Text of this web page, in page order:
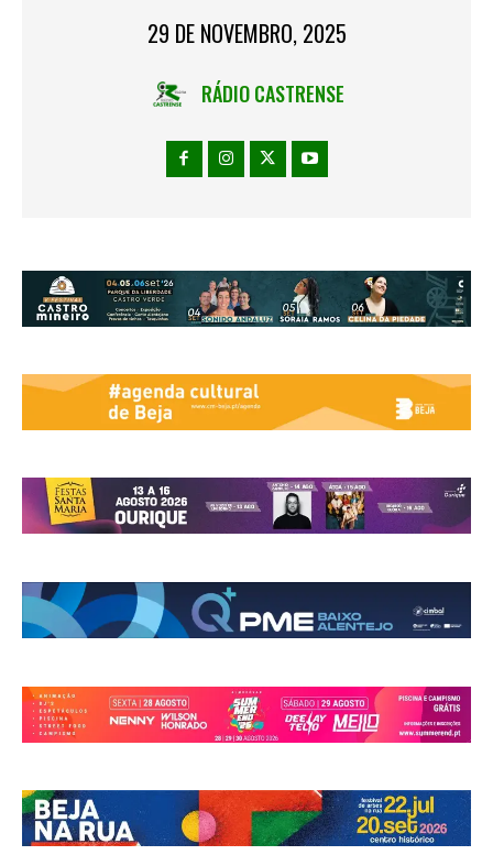
29 DE NOVEMBRO, 2025
RÁDIO CASTRENSE